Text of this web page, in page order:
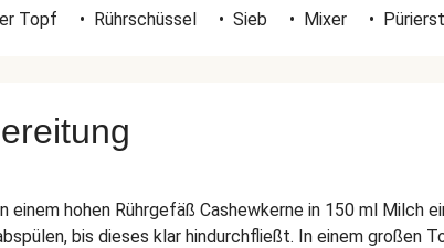
Topf • Rührschüssel • Sieb • Mixer •
einem hohen Rührgefäß Cashewkerne in 150 ml Milch
bis dieses klar hindurchfließt. In einem großen